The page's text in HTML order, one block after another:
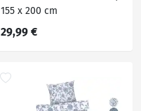
155 x 200 cm
29,99 €